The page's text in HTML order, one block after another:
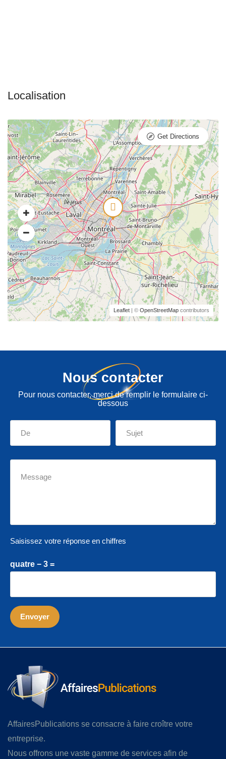
Leaflet | © OpenStreetMap contributors
Get Directions
Nous contacter
Pour nous contacter, merci de remplir le formulaire ci-
dessous
Saisissez votre réponse en chiffres
quatre − 3 =
AffairesPublications se consacre à faire croître votre
entreprise.
Nous offrons une vaste gamme de services afin de